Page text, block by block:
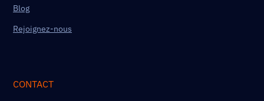
Blog
Rejoignez-nous
CONTACT